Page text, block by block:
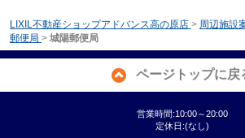
LIXIL不動産ショップアドバンス高の原店 > 周辺施設
郵便局 > 城陽郵便局
ページトップに戻
営業時間:10:00～20:00
定休日:(なし)